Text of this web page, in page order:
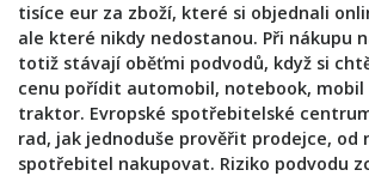
tisíce eur za zboží, které si objednali
ale které nikdy nedostanou. Při nákupu
totiž stávají oběťmi podvodů, když si
cenu pořídit automobil, notebook,
traktor. Evropské spotřebitelské
rad, jak jednoduše prověřit prodejce, od
spotřebitel nakupovat. Riziko podvodu